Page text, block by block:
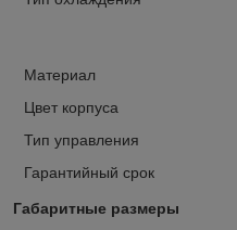
Материал
Цвет корпуса
Тип управления
Гарантийный срок
Габаритные размеры